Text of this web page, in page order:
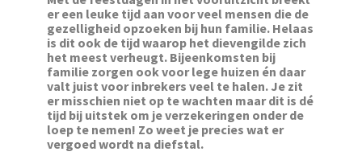
er een leuke tijd aan voor veel mensen die de
gezelligheid opzoeken bij hun familie. Helaas
is dit ook de tijd waarop het dievengilde zich
het meest verheugt. Bijeenkomsten bij
familie zorgen ook voor lege huizen én daar
valt juist voor inbrekers veel te halen. Je zit
er misschien niet op te wachten maar dit is dé
tijd bij uitstek om je verzekeringen onder de
loep te nemen! Zo weet je precies wat er
vergoed wordt na diefstal.